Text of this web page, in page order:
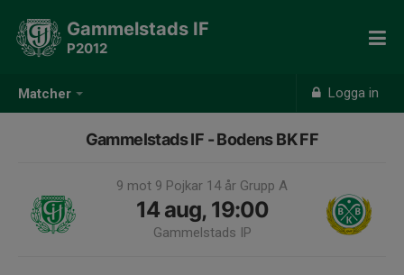
Matcher Logga in
Gammelstads IF
P2012
Gammelstads IF - Bodens BK FF
9 mot 9 Pojkar 14 år Grupp A
14 aug, 19:00
Gammelstads IP